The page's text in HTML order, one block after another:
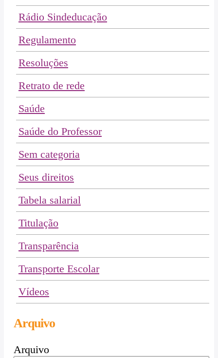
Rádio Sindeducação
Regulamento
Resoluções
Retrato de rede
Saúde
Saúde do Professor
Sem categoria
Seus direitos
Tabela salarial
Titulação
Transparência
Transporte Escolar
Vídeos
Arquivo
Arquivo